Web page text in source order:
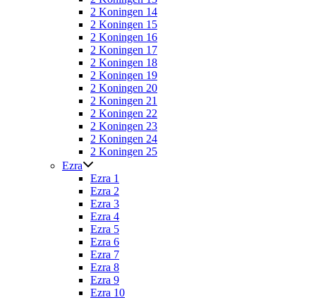
2 Koningen 14
2 Koningen 15
2 Koningen 16
2 Koningen 17
2 Koningen 18
2 Koningen 19
2 Koningen 20
2 Koningen 21
2 Koningen 22
2 Koningen 23
2 Koningen 24
2 Koningen 25
Ezra
Ezra 1
Ezra 2
Ezra 3
Ezra 4
Ezra 5
Ezra 6
Ezra 7
Ezra 8
Ezra 9
Ezra 10